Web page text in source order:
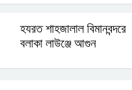
হযরত শাহজালাল বিমানবন্দরে
বলাকা লাউঞ্জে আগুন